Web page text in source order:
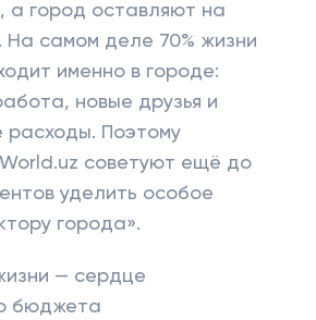
а город оставляют на
На самом деле 70% жизни
именно в городе:
новые друзья и
расходы. Поэтому
советуют ещё до
уделить особое
города».
— сердце
бюджета